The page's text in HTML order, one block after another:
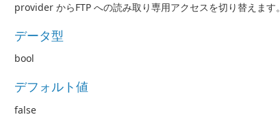
provider からFTP への読み取り専用アクセスを切り替えます。
データ型
bool
デフォルト値
false